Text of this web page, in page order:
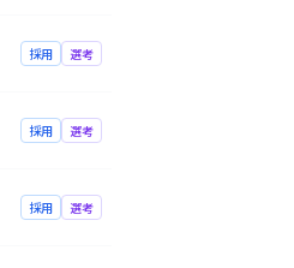
採用 選考
採用 選考
採用 選考